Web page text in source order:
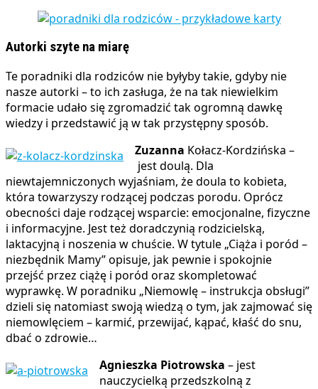
Autorki szyte na miarę
Te poradniki dla rodziców nie byłyby takie, gdyby nie
nasze autorki – to ich zasługa, że na tak niewielkim
formacie udało się zgromadzić tak ogromną dawkę
wiedzy i przedstawić ją w tak przystępny sposób.
Zuzanna Kołacz-Kordzińska –
jest doulą. Dla
niewtajemniczonych wyjaśniam, że doula to kobieta,
która towarzyszy rodzącej podczas porodu. Oprócz
obecności daje rodzącej wsparcie: emocjonalne, fizyczne
i informacyjne. Jest też doradczynią rodzicielską,
laktacyjną i noszenia w chuście. W tytule „Ciąża i poród –
niezbędnik Mamy” opisuje, jak pewnie i spokojnie
przejść przez ciążę i poród oraz skompletować
wyprawkę. W poradniku „Niemowlę – instrukcja obsługi”
dzieli się natomiast swoją wiedzą o tym, jak zajmować się
niemowlęciem – karmić, przewijać, kąpać, kłaść do snu,
dbać o zdrowie…
Agnieszka Piotrowska – jest
nauczycielką przedszkolną z